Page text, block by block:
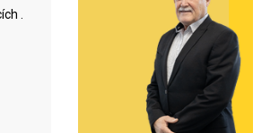
.